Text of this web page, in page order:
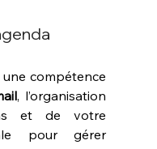
compétence
, l’organisation
et de votre
pour gérer